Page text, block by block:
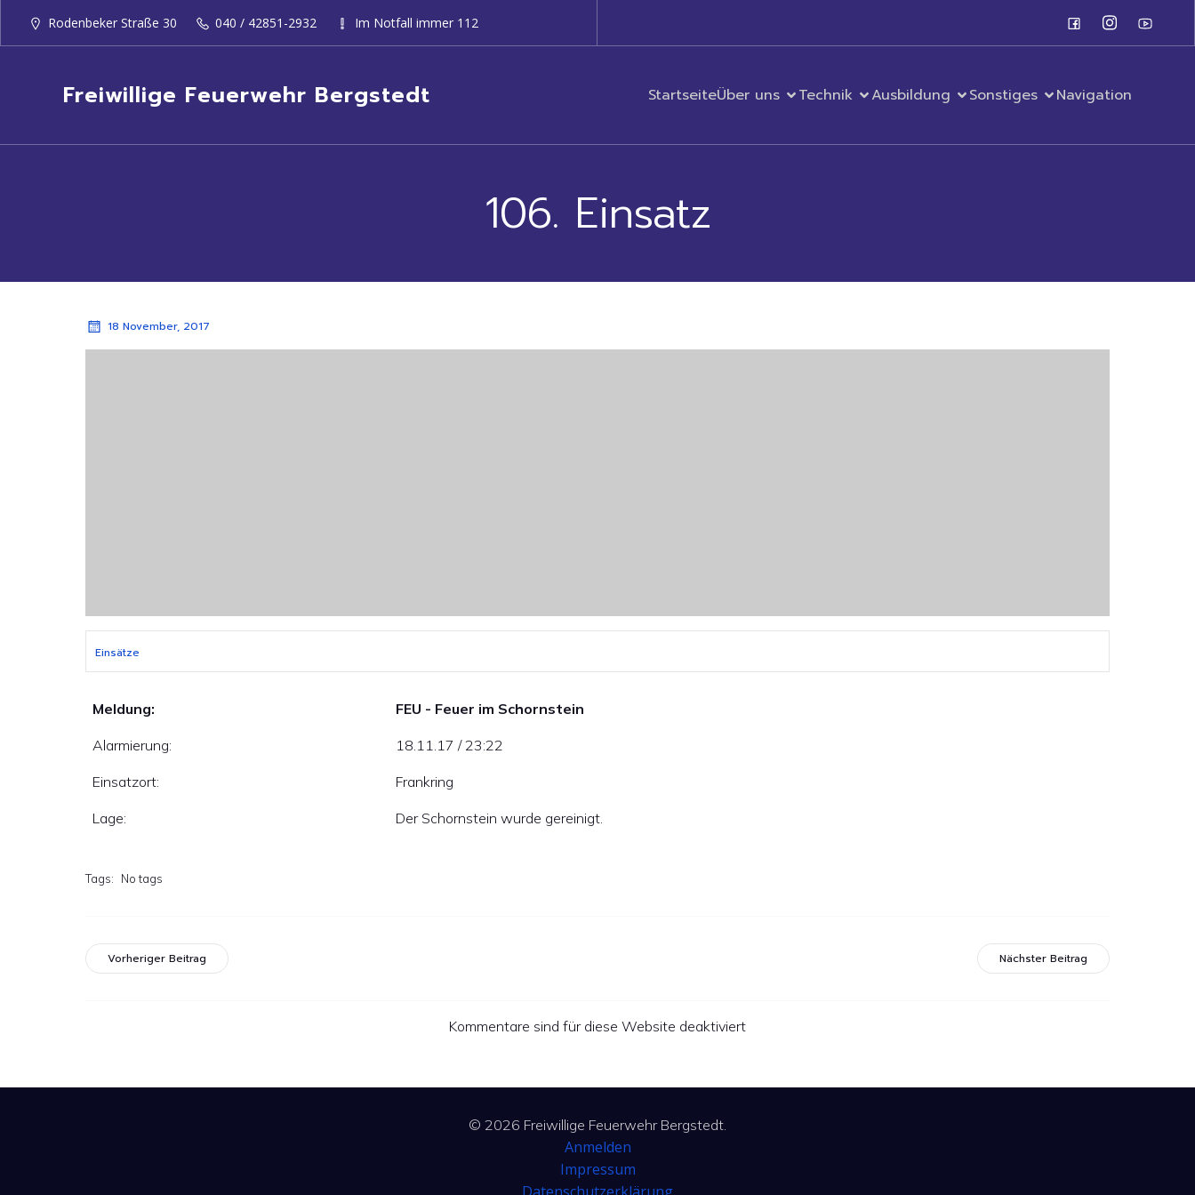
Rodenbeker Straße 30 040 / 42851-2932 Im Notfall immer 112
Freiwillige Feuerwehr Bergstedt StartseiteÜber uns Technik Ausbildung Sonstiges Navigation
106. Einsatz
18 November, 2017
Einsätze
Meldung: FEU - Feuer im Schornstein
Alarmierung: 18.11.17 / 23:22
Einsatzort: Frankring
Lage: Der Schornstein wurde gereinigt.
Tags: No tags
Vorheriger Beitrag Nächster Beitrag
Kommentare sind für diese Website deaktiviert
© 2026 Freiwillige Feuerwehr Bergstedt.
Anmelden
Impressum